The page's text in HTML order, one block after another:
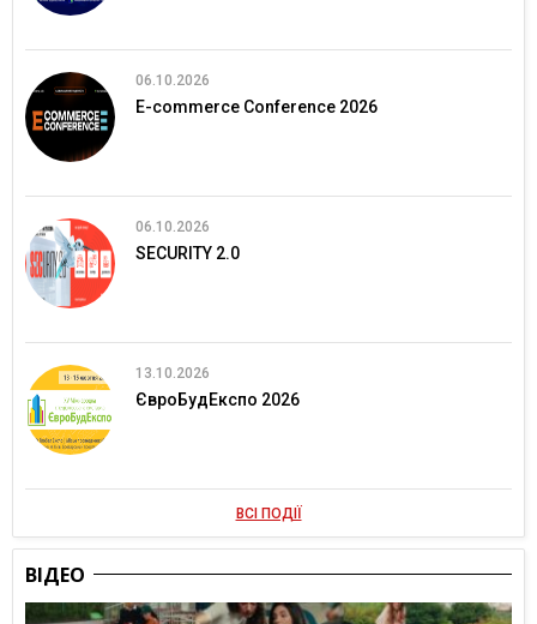
06.10.2026
E-commerce Conference 2026
06.10.2026
SECURITY 2.0
13.10.2026
ЄвроБудЕкспо 2026
ВСІ ПОДІЇ
ВІДЕО